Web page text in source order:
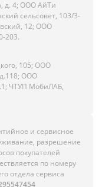
д. 4; ООО АйТи
сельсовет, 103/3-
12; ООО
203.
105; ООО
ООО
ЧТУП МобиЛАБ,
и сервисное
разрешение
покупателей
по номеру
отдела сервиса